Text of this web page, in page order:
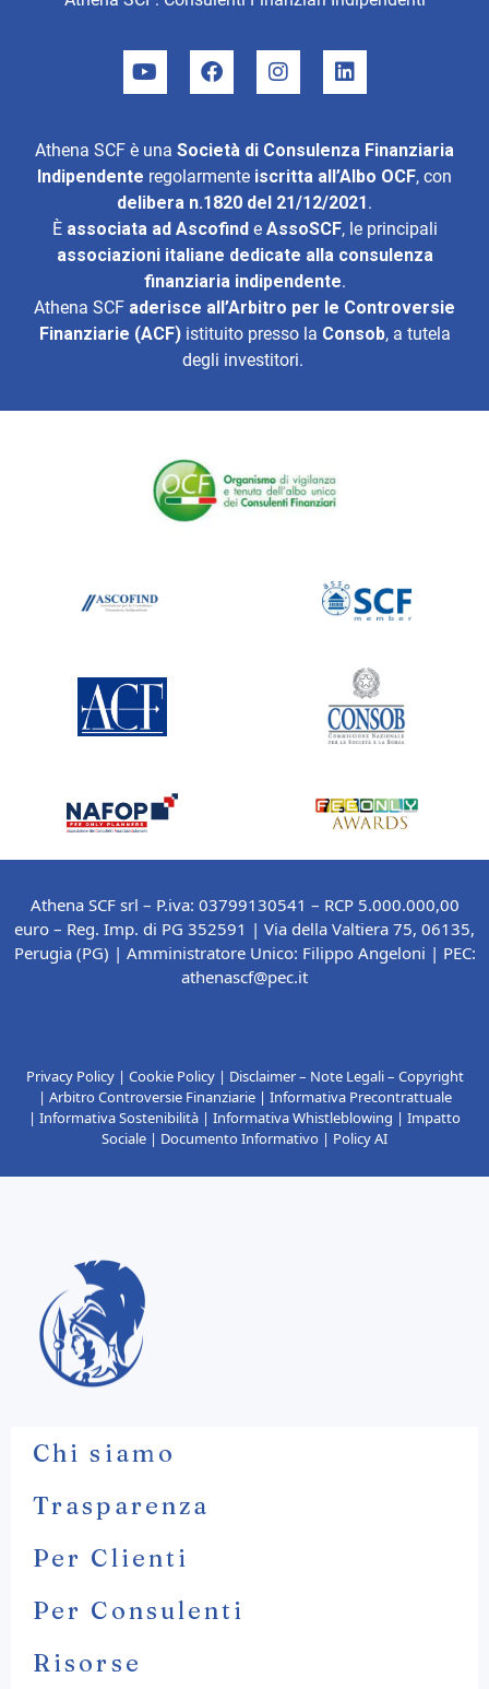
Athena SCF è una Società di Consulenza Finanziaria
Indipendente regolarmente iscritta all’Albo OCF, con
delibera n.1820 del 21/12/2021.
È associata ad Ascofinde AssoSCF, le principali
associazioni italiane dedicate alla consulenza
finanziaria indipendente.
Athena SCF aderisce all’Arbitro per le Controversie
Finanziarie (ACF)istituito presso la Consob, a tutela
degli investitori.
Athena SCF srl – P.iva: 03799130541 – RCP 5.000.000,00
euro – Reg. Imp. di PG 352591 | Via della Valtiera 75, 06135,
Perugia (PG) | Amministratore Unico: Filippo Angeloni | PEC:
athenascf@pec.it
Privacy Policy| Cookie Policy| Disclaimer – Note Legali – Copyright
| Arbitro Controversie Finanziarie| Informativa Precontrattuale
| Informativa Sostenibilità | Informativa Whistleblowing | Impatto
Sociale | Documento Informativo | Policy AI
Chi siamo
Trasparenza
Per Clienti
Per Consulenti
Risorse